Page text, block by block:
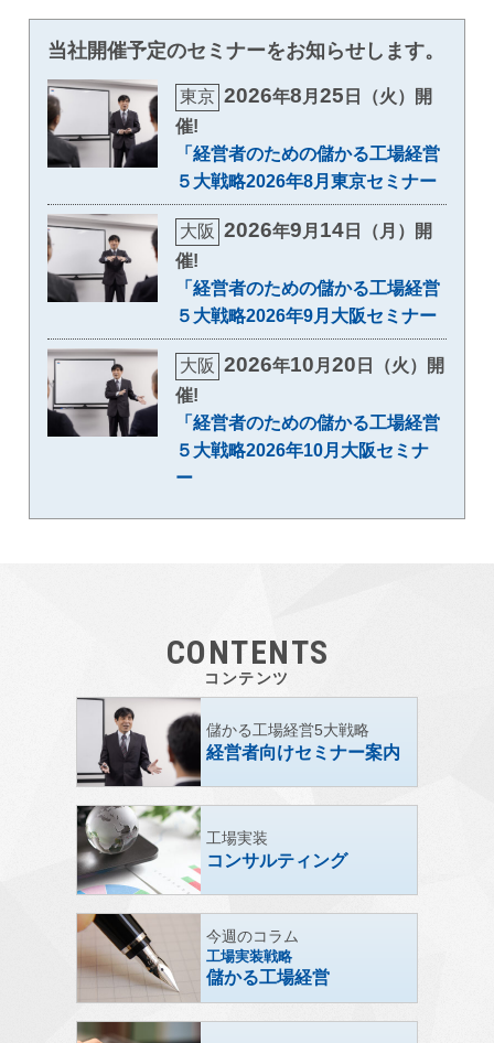
当社開催予定のセミナーをお知らせします。
東京 2026年8月25 日（火）開
催!
「経営者のための儲かる工場経営
５大戦略2026年8月東京セミナー
大阪 2026年9月 14 日（月）開
催!
「経営者のための儲かる工場経営
５大戦略2026年9月大阪セミナー
大阪 2026年10月20 日（火）開
催!
「経営者のための儲かる工場経営
５大戦略2026年10月大阪セミナ
ー
CONTENTS
コンテンツ
儲かる工場経営5大戦略
経営者向けセミナー案内
工場実装
コンサルティング
今週のコラム
工場実装戦略
儲かる工場経営